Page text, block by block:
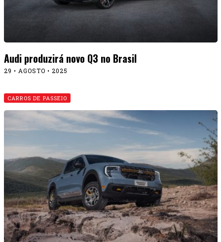
Audi produzirá novo Q3 no Brasil
29 • AGOSTO • 2025
CARROS DE PASSEIO